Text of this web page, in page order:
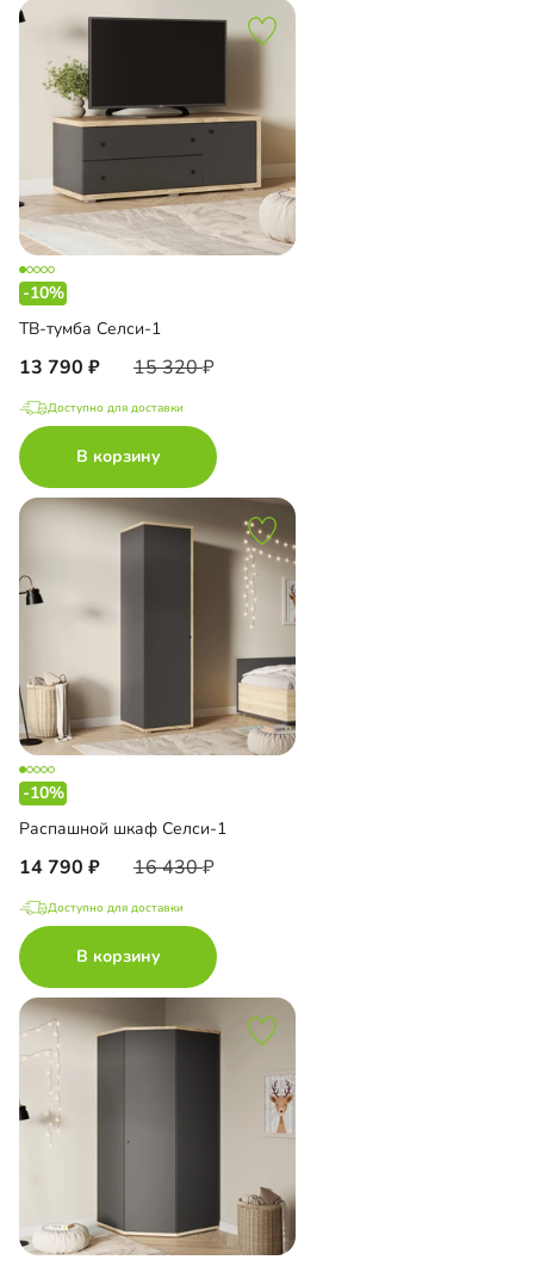
-10%
ТВ-тумба Селси-1
13 790 15 320
Доступно для доставки
В корзину
-10%
Распашной шкаф Селси-1
14 790 16 430
Доступно для доставки
В корзину